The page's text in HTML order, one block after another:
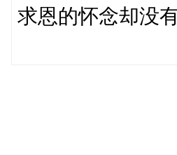
求恩的怀念却没有
（本报格